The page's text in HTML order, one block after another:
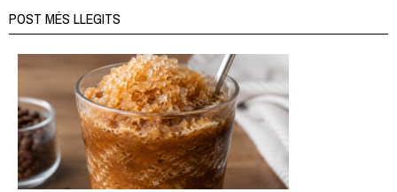
POST MÉS LLEGITS